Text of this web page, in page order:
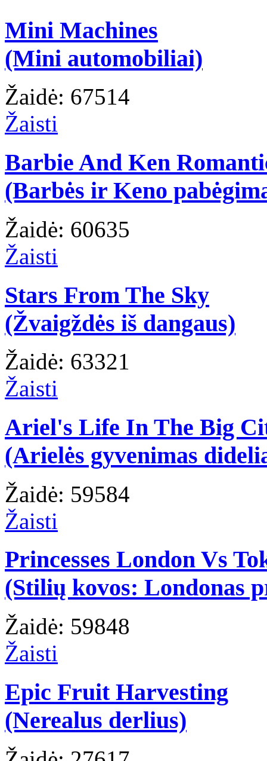
Mini Machines
(Mini automobiliai)
Žaidė: 67514
Žaisti
Barbie And Ken
(Barbės ir Keno
Žaidė: 60635
Žaisti
Stars From The Sky
(Žvaigždės iš dangaus)
Žaidė: 63321
Žaisti
Ariel's Life In The Big
(Arielės gyvenimas
Žaidė: 59584
Žaisti
Princesses London Vs
(Stilių kovos: Londonas
Žaidė: 59848
Žaisti
Epic Fruit Harvesting
(Nerealus derlius)